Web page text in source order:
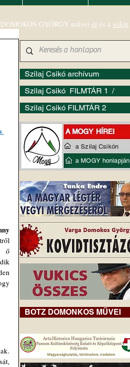
ő
Szilaj Csikó archívum
Szilaj Csikó FILMTÁR 1 /
Szilaj Csikó FILMTÁR 2
GYÖRGY művei itt és a wikin
BOTZ DOMONKOS MŰVEI
a Szilaj Csikón
a MOGY honlapján